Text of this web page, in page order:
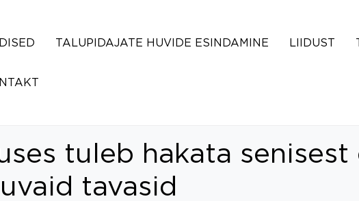
TALUPIDAJATE HUVIDE ESINDAMINE LIIDUST
tuleb hakata senisest
tavasid